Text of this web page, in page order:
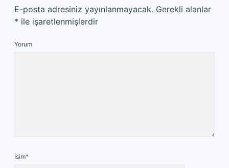
E-posta adresiniz yayınlanmayacak. Gerekli alanlar
* ile işaretlenmişlerdir
Yorum
İsim*